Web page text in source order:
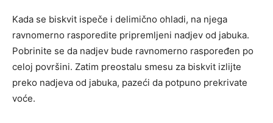
Kada se biskvit ispeče i delimično ohladi, na njega
ravnomerno rasporedite pripremljeni nadjev od jabuka.
Pobrinite se da nadjev bude ravnomerno raspoređen po
celoj površini. Zatim preostalu smesu za biskvit izlijte
preko nadjeva od jabuka, pazeći da potpuno prekrivate
voće.